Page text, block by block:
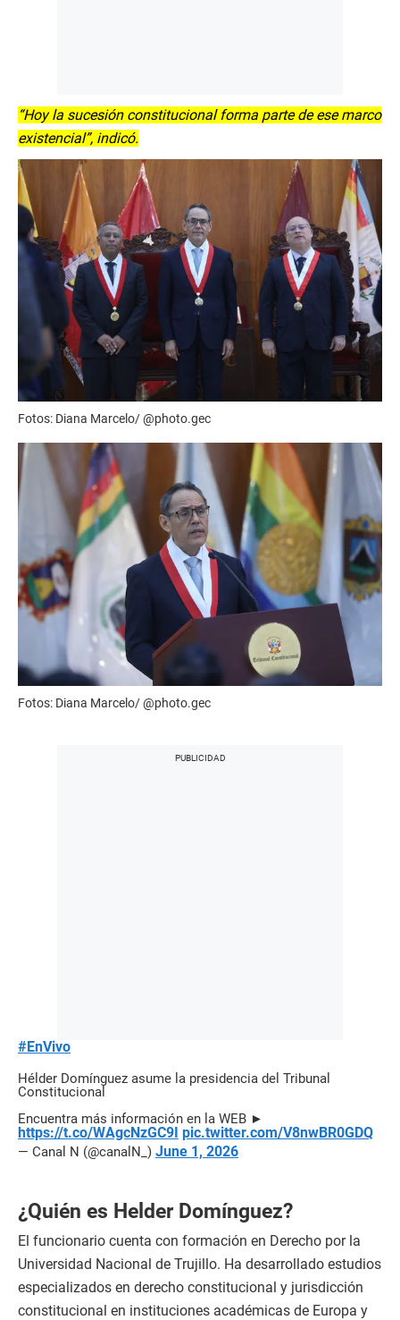
“Hoy la sucesión constitucional forma parte de ese marco
existencial”, indicó.
Fotos: Diana Marcelo/ @photo.gec
Fotos: Diana Marcelo/ @photo.gec
#EnVivo
Hélder Domínguez asume la presidencia del Tribunal
Constitucional
Encuentra más información en la WEB ►
https://t.co/WAgcNzGC9I pic.twitter.com/V8nwBR0GDQ
— Canal N (@canalN_) June 1, 2026
¿Quién es Helder Domínguez?
El funcionario cuenta con formación en Derecho por la
Universidad Nacional de Trujillo. Ha desarrollado estudios
especializados en derecho constitucional y jurisdicción
constitucional en instituciones académicas de Europa y